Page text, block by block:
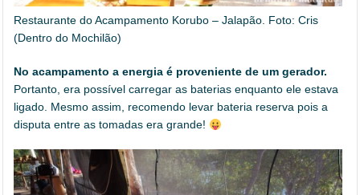
Restaurante do Acampamento Korubo – Jalapão. Foto: Cris
(Dentro do Mochilão)
No acampamento a energia é proveniente de um gerador.
Portanto, era possível carregar as baterias enquanto ele estava
ligado. Mesmo assim, recomendo levar bateria reserva pois a
disputa entre as tomadas era grande!